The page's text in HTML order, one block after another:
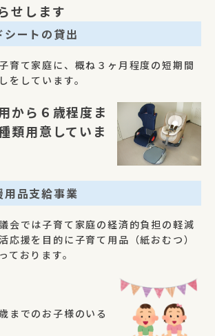
せします
シートの貸出
育て家庭に、概ね３ヶ月程度の短期間
をしています。
から６歳程度ま
類用意していま
用品支給事業
会では子育て家庭の経済的負担の軽減
応援を目的に子育て用品（紙おむつ）
ております。
までのお子様のいる